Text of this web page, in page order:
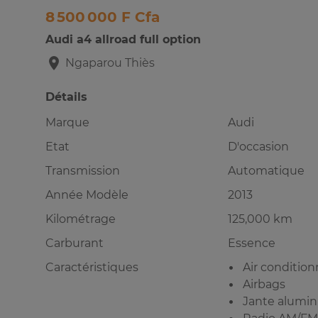
8 500 000 F Cfa
Audi a4 allroad full option
Ngaparou Thiès
Détails
Marque
Audi
Etat
D'occasion
Transmission
Automatique
Année Modèle
2013
Kilométrage
125,000 km
Carburant
Essence
Caractéristiques
Air
Airbags
Jante